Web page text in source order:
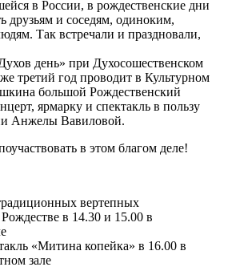
в России, в рождественские дни
друзьям и соседям, одиноким,
Так встречали и праздновали,
день» при Духосошественском
третий год проводит в Культурном
большой Рождественский
ярмарку и спектакль в пользу
Анжелы Вавиловой.
в этом благом деле!
вертепных
в 14.30 и 15.00 в
«Митина копейка» в 16.00 в
зале